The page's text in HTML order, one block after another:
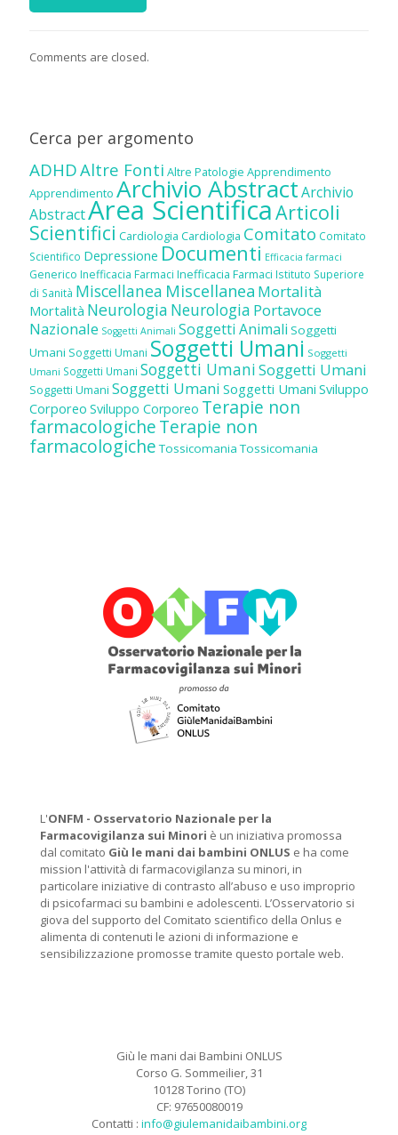
Comments are closed.
Cerca per argomento
ADHDAltre Fonti Altre Patologie Apprendimento
Apprendimento Archivio AbstractArchivio
AbstractArea ScientificaArticoli
Scientifici Cardiologia Cardiologia Comitato Comitato
Scientifico Depressione Documenti Efficacia farmaci
Generico Inefficacia Farmaci Inefficacia Farmaci Istituto Superiore
di Sanità Miscellanea Miscellanea Mortalità
Mortalità Neurologia Neurologia Portavoce
Nazionale Soggetti Animali Soggetti Animali Soggetti
Umani Soggetti Umani Soggetti Umani Soggetti
Umani Soggetti Umani Soggetti UmaniSoggetti Umani
Soggetti Umani Soggetti Umani Soggetti Umani Sviluppo
Corporeo Sviluppo Corporeo Terapie non
farmacologicheTerapie non
farmacologiche Tossicomania Tossicomania
L'ONFM - Osservatorio Nazionale per la
Farmacovigilanza sui Minori è un iniziativa promossa
dal comitato Giù le mani dai bambini ONLUS e ha come
mission l'attività di farmacovigilanza su minori, in
particolare iniziative di contrasto all’abuso e uso improprio
di psicofarmaci su bambini e adolescenti. L’Osservatorio si
giova del supporto del Comitato scientifico della Onlus e
alimenta di contenuti le azioni di informazione e
sensibilizzazione promosse tramite questo portale web.
Giù le mani dai Bambini ONLUS
Corso G. Sommeilier, 31
10128 Torino (TO)
CF: 97650080019
Contatti : info@giulemanidaibambini.org